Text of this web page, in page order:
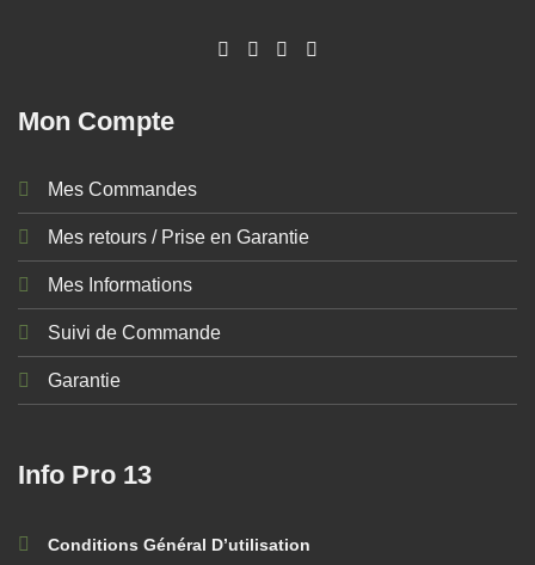
Mon Compte
Mes Commandes
Mes retours / Prise en Garantie
Mes Informations
Suivi de Commande
Garantie
Info Pro 13
Conditions Général D’utilisation